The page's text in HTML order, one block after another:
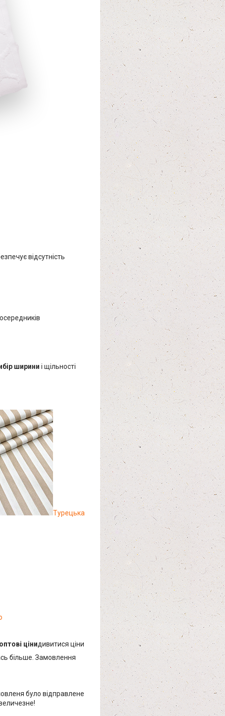
відсутність
ширини і щільності
Турецька
оптові цінидивитися ціни
більше. Замовлення
було відправлене